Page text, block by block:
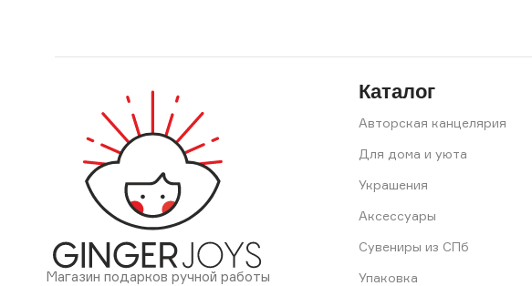
Магазин подарков ручной работы
Каталог
Авторская канцелярия
Для дома и уюта
Украшения
Аксессуары
Сувениры из СПб
Упаковка